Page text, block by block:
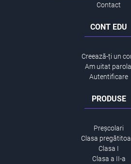
Contact
CONT EDU
Creează-ți un
Am uitat
Autentificare
PRODUSE
Preșcolari
Clasa
Clasa I
Clasa a II-a